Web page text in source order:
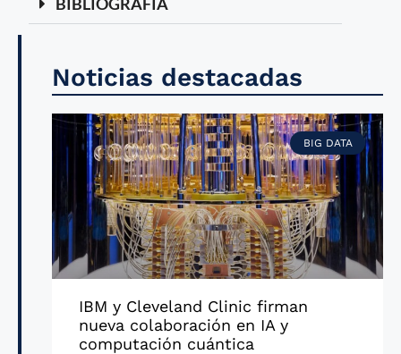
Noticias destacadas
BIG DATA
IBM y Cleveland Clinic firman
nueva colaboración en IA y
computación cuántica